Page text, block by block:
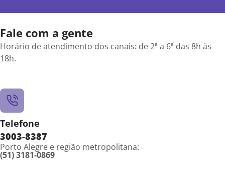
Fale com a gente
Horário de atendimento dos canais: de 2ª a 6ª das 8h às
18h.
Telefone
3003-8387
Porto Alegre e região metropolitana:
(51) 3181-0869